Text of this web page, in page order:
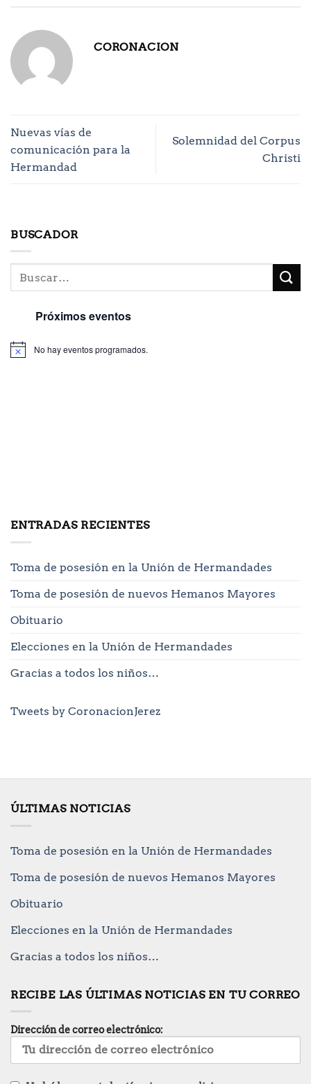
CORONACION
Nuevas vías de
comunicación para la
Hermandad
Solemnidad del Corpus
Christi
BUSCADOR
Próximos eventos
No hay eventos programados.
ENTRADAS RECIENTES
Toma de posesión en la Unión de Hermandades
Toma de posesión de nuevos Hemanos Mayores
Obituario
Elecciones en la Unión de Hermandades
Gracias a todos los niños…
Tweets by CoronacionJerez
ÚLTIMAS NOTICIAS
Toma de posesión en la Unión de Hermandades
Toma de posesión de nuevos Hemanos Mayores
Obituario
Elecciones en la Unión de Hermandades
Gracias a todos los niños…
RECIBE LAS ÚLTIMAS NOTICIAS EN TU CORREO
Dirección de correo electrónico: